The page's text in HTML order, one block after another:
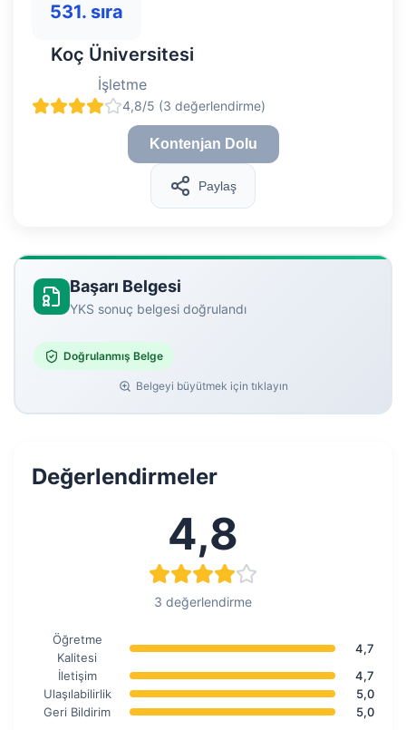
531. sıra
Koç Üniversitesi
İşletme
4,8/5 (3 değerlendirme)
Kontenjan Dolu
Paylaş
Başarı Belgesi
YKS sonuç belgesi doğrulandı
Doğrulanmış Belge
Belgeyi büyütmek için tıklayın
Değerlendirmeler
4,8
3 değerlendirme
Öğretme
Kalitesi
4,7
İletişim
4,7
Ulaşılabilirlik
5,0
Geri Bildirim
5,0